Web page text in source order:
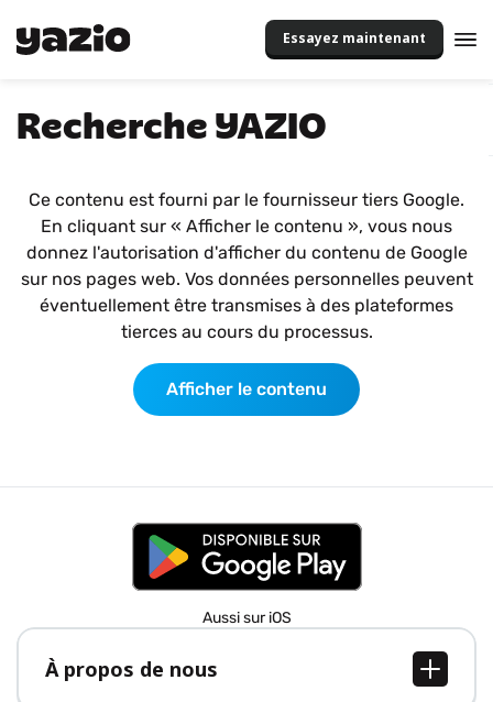
Essayez maintenant
Recherche YAZIO
Ce contenu est fourni par le fournisseur tiers Google.
En cliquant sur « Afficher le contenu », vous nous
donnez l'autorisation d'afficher du contenu de Google
sur nos pages web. Vos données personnelles peuvent
éventuellement être transmises à des plateformes
tierces au cours du processus.
Afficher le contenu
Aussi sur iOS
À propos de nous